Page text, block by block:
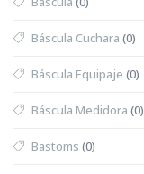
Báscula Cuchara (0)
Báscula Equipaje (0)
Báscula Medidora (0)
Bastoms (0)